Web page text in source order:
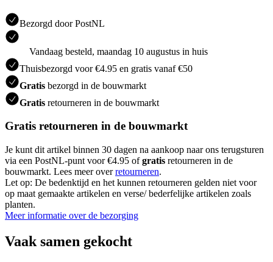
Bezorgd door PostNL
Vandaag besteld, maandag 10 augustus in huis
Thuisbezorgd voor €4.95 en gratis vanaf €50
Gratis bezorgd in de bouwmarkt
Gratis retourneren in de bouwmarkt
Gratis retourneren in de bouwmarkt
Je kunt dit artikel binnen 30 dagen na aankoop naar ons terugsturen
via een PostNL-punt voor €4.95 ofgratis retourneren in de
bouwmarkt. Lees meer overretourneren.
Let op: De bedenktijd en het kunnen retourneren gelden niet voor
op maat gemaakte artikelen en verse/ bederfelijke artikelen zoals
planten.
Meer informatie over de bezorging
Vaak samen gekocht